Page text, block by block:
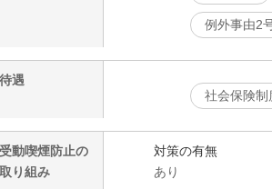
例外事由2
待遇
社会保険制
受動喫煙防止の
取り組み
対策の有無
あり